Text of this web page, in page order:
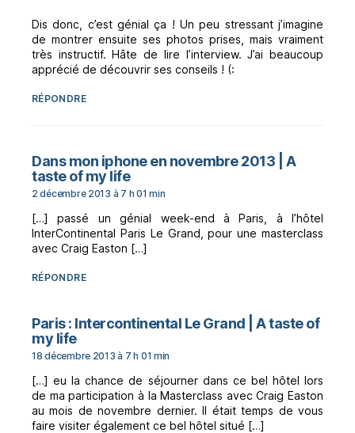
Dis donc, c’est génial ça ! Un peu stressant j’imagine
de montrer ensuite ses photos prises, mais vraiment
très instructif. Hâte de lire l’interview. J’ai beaucoup
apprécié de découvrir ses conseils ! (:
RÉPONDRE
Dans mon iphone en novembre 2013 | A
taste of my lifedit :
2 décembre 2013 à 7 h 01 min
[…] passé un génial week-end à Paris, à l’hôtel
InterContinental Paris Le Grand, pour une masterclass
avec Craig Easton […]
RÉPONDRE
Paris : Intercontinental Le Grand | A taste of
my lifedit :
18 décembre 2013 à 7 h 01 min
[…] eu la chance de séjourner dans ce bel hôtel lors
de ma participation à la Masterclass avec Craig Easton
au mois de novembre dernier. Il était temps de vous
faire visiter également ce bel hôtel situé […]